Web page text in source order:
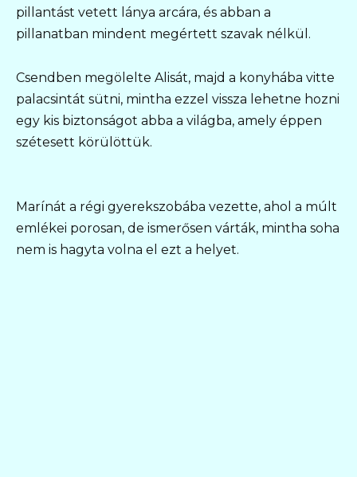
pillantást vetett lánya arcára, és abban a
pillanatban mindent megértett szavak nélkül.
Csendben megölelte Alisát, majd a konyhába vitte
palacsintát sütni, mintha ezzel vissza lehetne hozni
egy kis biztonságot abba a világba, amely éppen
szétesett körülöttük.
Marínát a régi gyerekszobába vezette, ahol a múlt
emlékei porosan, de ismerősen várták, mintha soha
nem is hagyta volna el ezt a helyet.